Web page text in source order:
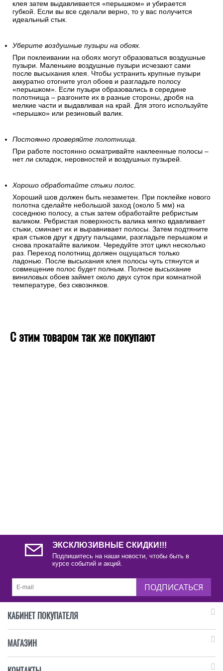
клея затем выдавливается «перышком» и убирается
губкой. Если вы все сделали верно, то у вас получится
идеальный стык.
Уберите воздушные пузыри на обоях.
При поклеивании на обоях могут образоваться воздушные
пузыри. Маленькие воздушные пузыри исчезают сами
после высыхания клея. Чтобы устранить крупные пузыри
аккуратно отогните угол обоев и разгладьте полосу
«перышком». Если пузыри образовались в середине
полотнища – разгоните их в разные стороны, дробя на
мелкие части и выдавливая на край. Для этого используйте
«перышко» или резиновый валик.
Постоянно проверяйте полотнища.
При работе постоянно осматривайте наклеенные полосы –
нет ли складок, неровностей и воздушных пузырей.
Хорошо обработайте стыки полос.
Хороший шов должен быть незаметен. При поклейке нового
полотна сделайте небольшой заход (около 5 мм) на
соседнюю полосу, а стык затем обработайте ребристым
валиком. Ребристая поверхность валика мягко вдавливает
стыки, сминает их и выравнивает полосы. Затем подтяните
края стыков друг к другу пальцами, разгладьте перышком и
снова прокатайте валиком. Чередуйте этот цикл несколько
раз. Переход полотнищ должен ощущаться только
ладонью. После высыхания клея полосы чуть стянутся и
совмещение полос будет полным. Полное высыхание
виниловых обоев займет около двух суток при комнатной
температуре, без сквозняков.
С этим товаром так же покупают
ЭКСКЛЮЗИВНЫЕ СКИДКИ!!!
Подпишитесь на наши новости, чтобы быть в
курсе событий и акций.
ПОДПИСАТЬСЯ
КАБИНЕТ ПОКУПАТЕЛЯ
МАГАЗИН